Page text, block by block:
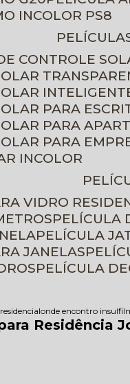
INCOLOR PS8
CONTROLE
PARA
PARA
PARA
INCOLOR
VIDRO
PELÍCULA
JANELAS
PELÍCULA
onde encontro
Residência